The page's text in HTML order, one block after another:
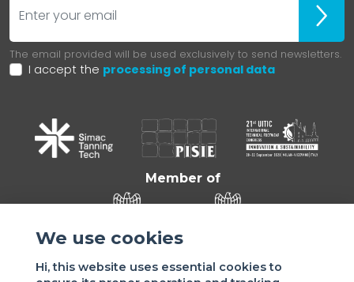
Iscriviti
The email provided will be used exclusively to send newsletters.
I accept the processing of personal data
Member of
We use cookies
Hi, this website uses essential cookies to